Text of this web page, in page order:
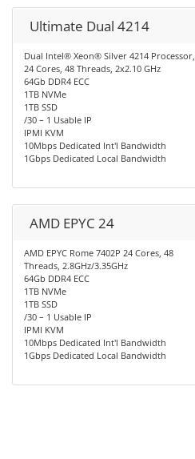
Ultimate Dual 4214
Dual Intel® Xeon® Silver 4214 Processor,
24 Cores, 48 Threads, 2x2.10 GHz
64Gb DDR4 ECC
1TB NVMe
1TB SSD
/30 – 1 Usable IP
IPMI KVM
10Mbps Dedicated Int'l Bandwidth
1Gbps Dedicated Local Bandwidth
AMD EPYC 24
AMD EPYC Rome 7402P 24 Cores, 48
Threads, 2.8GHz/3.35GHz
64Gb DDR4 ECC
1TB NVMe
1TB SSD
/30 – 1 Usable IP
IPMI KVM
10Mbps Dedicated Int'l Bandwidth
1Gbps Dedicated Local Bandwidth